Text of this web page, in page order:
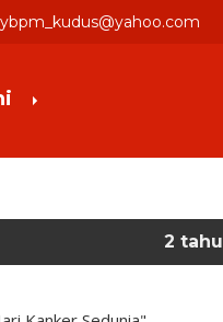
ybpm_kudus@yahoo.com
2 tahun yang lalu